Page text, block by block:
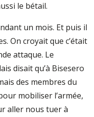
le bétail.
un mois. Et puis il
On croyait que c’était
attaque. Le
disait qu’à Bisesero
des membres du
mobiliser l’armée,
aller nous tuer à